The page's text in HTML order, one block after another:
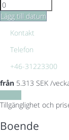
Lägg till datum
Kontakt
Telefon
+46-31223300
från 5.313 SEK /
Tillgänglighet och
Boende